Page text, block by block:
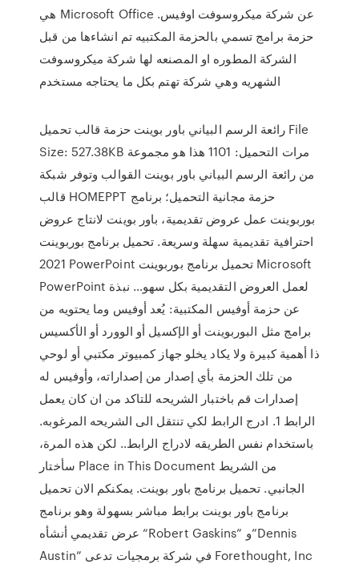
عن شركة ميكروسوفت اوفيس. Microsoft Office هي
حزمة برامج تسمي بالحزمة المكتبيه تم انشاءها من قبل
الشركة المطوره او المصنعه لها شركة ميكروسوفت
الشهريه وهي شركة تهتم بكل ما يحتاجه مستخدم
رائعة الرسم البياني باور بوينت حزمة قالب تحميل File
Size: 527.38KB مرات التحميل: 1101 هذا هو مجموعة
من رائعة الرسم البياني باور بوينت القوالب وتوفر شبكة
قالب HOMEPPT حزمة مجانية التحميل؛ برنامج
بوربوينت عمل عروض تقديمية، باور بوينت لانتاج عروض
احترافية تقديمية سهلة وسريعة. تحميل برنامج بوربوينت
2021 PowerPoint تحميل برنامج بوربوينت Microsoft
PowerPoint لعمل العروض التقديمية بكل سهو… نبذة
عن حزمة أوفيس المكتبية: يُعد أوفيس وما يحتويه من
برامج مثل البوربوينت أو الإكسيل أو الوورد أو الأكسيس
ذا أهمية كبيرة ولا يكاد يخلو جهاز كمبيوتر مكتبي أو لوحي
من تلك الحزمة بأي إصدار من إصداراته، وأوفيس له
إصدارات قم باختبار الشريحه للتاكد من ان كان يعمل
الرابط 1. ادرج الرابط لكي تنتقل الى الشريحه المرغوبه.
باستخدام نفس الطريقه لادراج الرابط.. لكن هذه المرة،
سأختار Place in This Document من الشريط
الجانبي. تحميل برنامج باور بوينت. يمكنكم الان تحميل
برنامج باور بوينت برابط مباشر بسهولة وهو برنامج
عرض تقديمي أنشأه “Robert Gaskins” و”Dennis
Austin” في شركة برمجيات تدعى Forethought, Inc